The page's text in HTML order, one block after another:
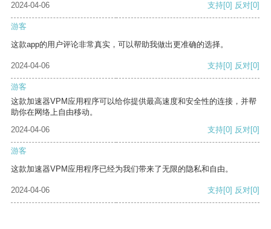
2024-04-06 支持[0] 反对[0]
游客
这款app的用户评论非常真实，可以帮助我做出更准确的选择。
2024-04-06 支持[0] 反对[0]
游客
这款加速器VPM应用程序可以给你提供最高速度和安全性的连接，并帮
助你在网络上自由移动。
2024-04-06
支持[0] 反对[0]
游客
这款加速器VPM应用程序已经为我们带来了无限的隐私和自由。
2024-04-06 支持[0] 反对[0]